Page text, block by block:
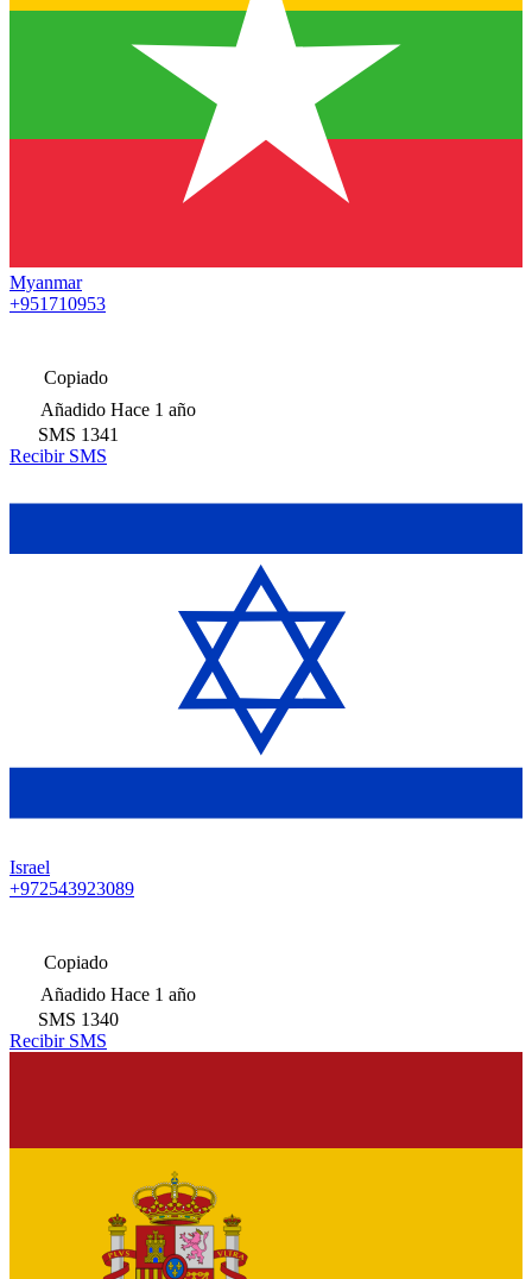
Myanmar
+951710953
Copiado
Añadido Hace 1 año
SMS 1341
Recibir SMS
Israel
+972543923089
Copiado
Añadido Hace 1 año
SMS 1340
Recibir SMS